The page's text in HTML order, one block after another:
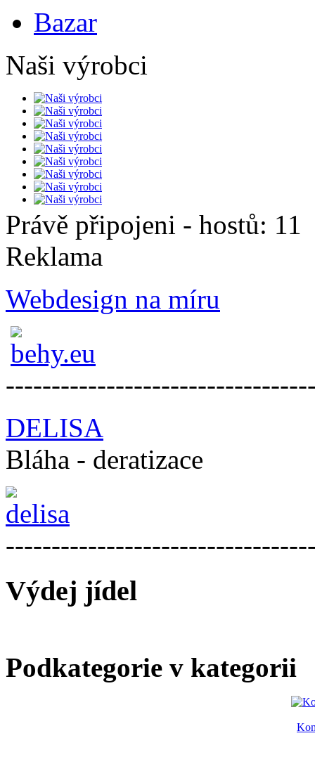
Bazar
Naši výrobci
Právě připojeni - hostů: 11
Reklama
Webdesign na míru
DELISA
Bláha - deratizace
Výdej jídel
Podkategorie v kategorii